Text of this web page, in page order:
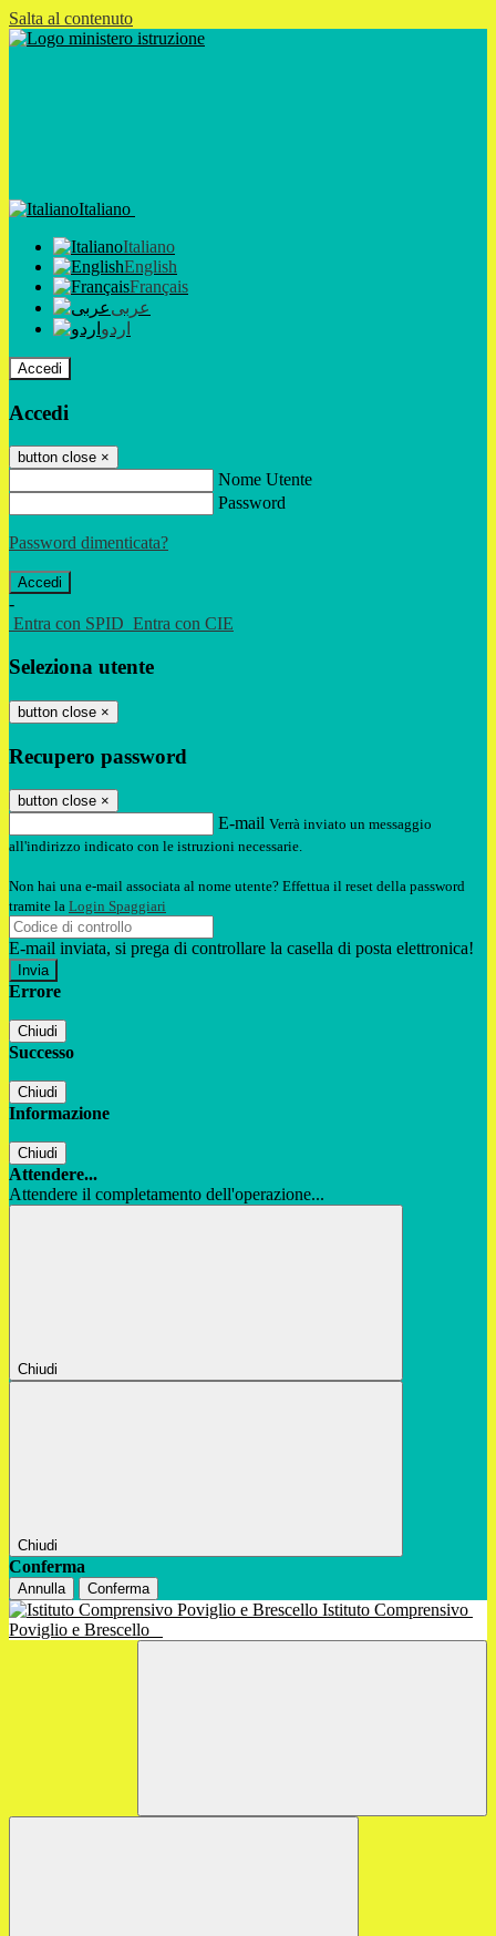
Salta al contenuto
Italiano
Italiano
English
Français
عربى
اردو
Accedi
Accedi
button close ×
Nome Utente
Password
Password dimenticata?
-
Entra con SPID Entra con CIE
Seleziona utente
button close ×
Recupero password
button close ×
E-mail Verrà inviato un messaggio
all'indirizzo indicato con le istruzioni necessarie.
Non hai una e-mail associata al nome utente? Effettua il reset della password
tramite la Login Spaggiari
E-mail inviata, si prega di controllare la casella di posta elettronica!
Errore
Chiudi
Successo
Chiudi
Informazione
Chiudi
Attendere...
Attendere il completamento dell'operazione...
Chiudi
Chiudi
Conferma
Annulla Conferma
Istituto Comprensivo
Poviglio e Brescello